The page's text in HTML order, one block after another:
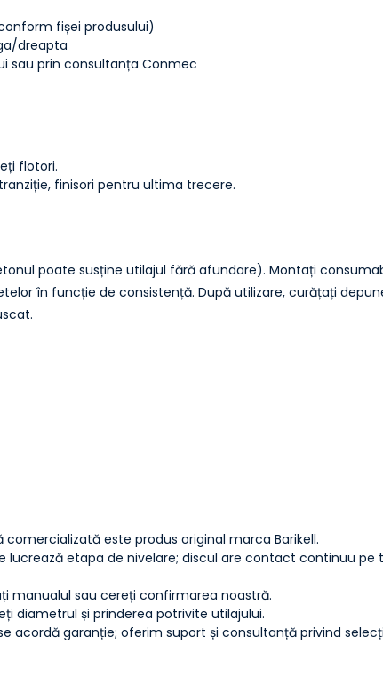
fișei produsului)
dreapta
sau prin consultanța Conmec
flotori.
finisori pentru ultima trecere.
poate susține utilajul fără afundare). Montați
în funcție de consistență. După utilizare, curățați
este produs original marca Barikell.
etapa de nivelare; discul are contact continuu
manualul sau cereți confirmarea noastră.
diametrul și prinderea potrivite utilajului.
acordă garanție; oferim suport și consultanță privind